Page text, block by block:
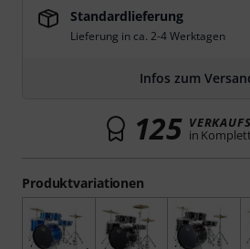
Produktvariationen
Standardlieferung
Lieferung in ca. 2-4 Werktagen
Infos zum
125 in